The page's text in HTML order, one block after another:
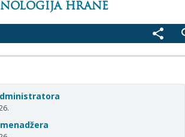
HRANE
share